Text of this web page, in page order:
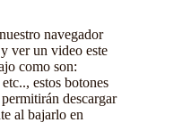
navegador
ver un video este
como son:
estos botones
descargar
al bajarlo en